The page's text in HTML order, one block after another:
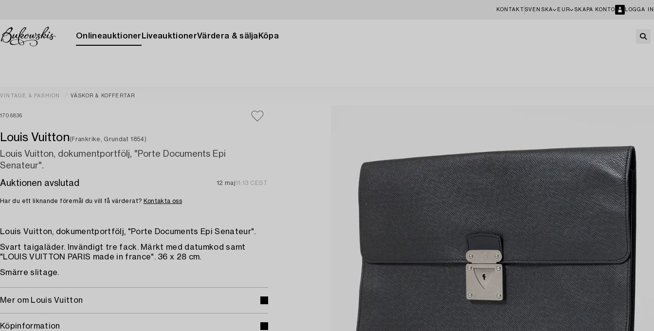
KONTAKT SVENSKA EUR SKAPA KONTO LOGGA IN
Onlineauktioner LiveauktionerVärdera & sälja Köpa
VINTAGE & FASHION VÄSKOR & KOFFERTAR
1706836
Louis Vuitton(Frankrike, Grundat 1854)
Louis Vuitton, dokumentportfölj, "Porte Documents Epi
Senateur".
Auktionen avslutad
12 maj11:13 CEST
Har du ett liknande föremål du vill få värderat? Kontakta oss
Louis Vuitton, dokumentportfölj, "Porte Documents Epi Senateur".
Svart taigaläder. Invändigt tre fack. Märkt med datumkod samt
"LOUIS VUITTON PARIS made in france". 36 x 28 cm.
Smärre slitage.
Mer om Louis Vuitton
Köpinformation